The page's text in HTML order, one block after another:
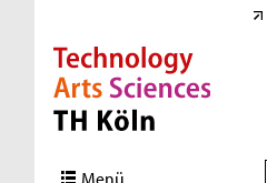
Direkt zur Hauptnavigation
Direkt zur Subnavigation
Direkt zum Inhalt
Direkt zum Fußbereich
Menü